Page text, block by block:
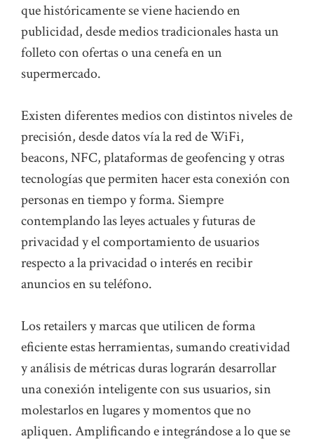
que históricamente se viene haciendo en
publicidad, desde medios tradicionales hasta un
folleto con ofertas o una cenefa en un
supermercado.
Existen diferentes medios con distintos niveles de
precisión, desde datos vía la red de WiFi,
beacons, NFC, plataformas de geofencing y otras
tecnologías que permiten hacer esta conexión con
personas en tiempo y forma. Siempre
contemplando las leyes actuales y futuras de
privacidad y el comportamiento de usuarios
respecto a la privacidad o interés en recibir
anuncios en su teléfono.
Los retailers y marcas que utilicen de forma
eficiente estas herramientas, sumando creatividad
y análisis de métricas duras lograrán desarrollar
una conexión inteligente con sus usuarios, sin
molestarlos en lugares y momentos que no
apliquen. Amplificando e integrándose a lo que se